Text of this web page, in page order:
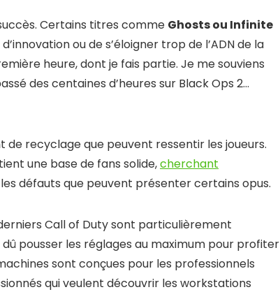
Certains titres comme Ghosts ou Infinite
ou de s’éloigner trop de l’ADN de la
heure, dont je fais partie. Je me souviens
des centaines d’heures sur Black Ops 2…
recyclage que peuvent ressentir les joueurs.
une base de fans solide,cherchant
défauts que peuvent présenter certains opus.
Call of Duty sont particulièrement
pousser les réglages au maximum pour profiter
sont conçues pour les professionnels
qui veulent découvrir les workstations